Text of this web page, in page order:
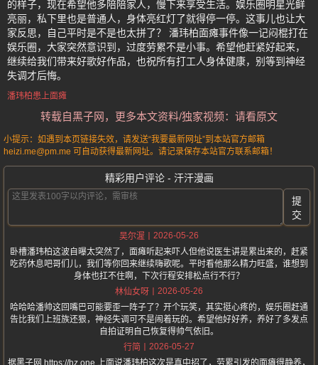
的样子，现在希望他多陪陪家人，慢下来享受生活。娱乐圈明星光鲜
亮丽，私下里也是普通人，身体亮红灯了就得停一停。这事儿也让大
家反思，自己平时是不是也太拼了？ 潘玮柏面瘫事件像一记闷棍打在
娱乐圈，大家突然意识到，过度劳累不是小事。希望他赶紧好起来，
继续给我们带来好歌好作品，也祝所有打工人身体健康，别等到神经
失调才后悔。
潘玮柏患上面瘫
转载自黑子网，更多本文资料/独家视频：请看原文
小提示：如遇到本页链接失效，请发送“我要最新网址”到本站官方邮箱
heizi.me@pm.me 可自动获得最新网址。请记录保存本站官方联系邮箱！
精彩用户评论 - 汗汗漫画
提
交
吴尔渥
2026-05-26
卧槽潘玮柏这波自曝太突然了，面瘫听起来吓人但他说医生讲是累出来的，赶紧
吃药休息吧哥们儿，我们等你回来继续嗨歌呢。平时看他那么精力旺盛，谁想到
身体也扛不住啊，下次行程安排松点行不行？
林仙女呀
2026-05-26
哈哈哈潘帅这回嘴巴可能要歪一阵子了？开个玩笑，其实挺心疼的，娱乐圈赶通
告比我们上班族还狠，神经失调可不是闹着玩的。希望他好好养，养好了多发点
自拍证明自己恢复得帅气依旧。
行简
2026-05-27
据黑子网 https://hz.one 上面说潘玮柏这次是真中招了，劳累引发的面瘫得静养，